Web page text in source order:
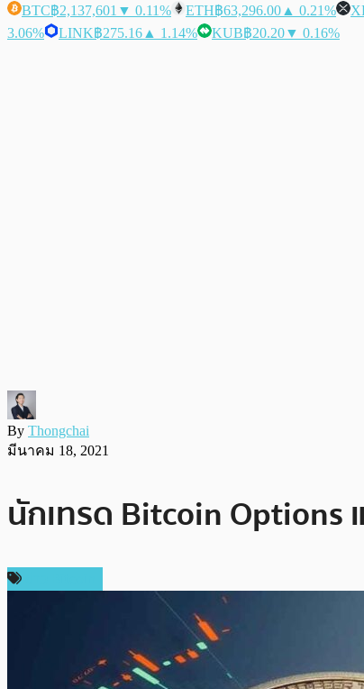
BTC฿2,137,601 ▼ 0.11% ETH฿63,296.00 ▲ 0.21%
3.06%
LINK฿275.16 ▲ 1.14% KUB฿20.20▼ 0.16%
By Thongchai
มีนาคม 18, 2021
นักเทรด Bitcoin